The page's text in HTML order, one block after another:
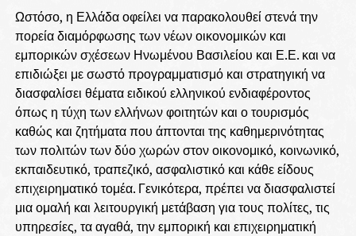
Ωστόσο, η Ελλάδα οφείλει να παρακολουθεί στενά την
πορεία διαμόρφωσης των νέων οικονομικών και
εμπορικών σχέσεων Ηνωμένου Βασιλείου και Ε.Ε. και να
επιδιώξει με σωστό προγραμματισμό και στρατηγική να
διασφαλίσει θέματα ειδικού ελληνικού ενδιαφέροντος
όπως η τύχη των ελλήνων φοιτητών και ο τουρισμός
καθώς και ζητήματα που άπτονται της καθημερινότητας
των πολιτών των δύο χωρών στον οικονομικό, κοινωνικό,
εκπαιδευτικό, τραπεζικό, ασφαλιστικό και κάθε είδους
επιχειρηματικό τομέα. Γενικότερα, πρέπει να διασφαλιστεί
μια ομαλή και λειτουργική μετάβαση για τους πολίτες, τις
υπηρεσίες, τα αγαθά, την εμπορική και επιχειρηματική